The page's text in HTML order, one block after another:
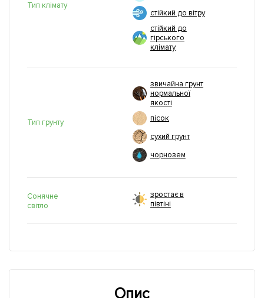
Тип клімату
стійкий до вітру
стійкий до
гірського
клімату
Тип грунту
звичайна грунт
нормальної
якості
пісок
сухий грунт
чорнозем
Сонячне
світло
зростає в
півтіні
Опис